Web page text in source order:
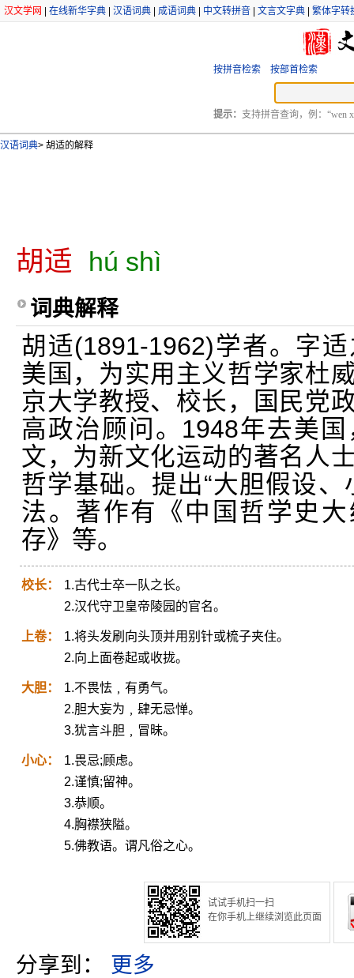
汉文学网 在线新华字典 汉语词典 成语词典 中文转拼音 文言文字典 繁体字转
按拼音检索 按部首检索
提示： 支持拼音查询，例：“wen
汉语词典> 胡适的解释
胡适 hú shì
词典解释
胡适(1891-1962)学者。字
美国，为实用主义哲学家杜
京大学教授、校长，国民党
高政治顾问。1948年去美
文，为新文化运动的著名人
哲学基础。提出“大胆假设
法。著作有《中国哲学史
存》等。
校长：
1.古代士卒一队之长。
2.汉代守卫皇帝陵园的官名。
上卷：
1.将头发刷向头顶并用别针或梳子夹住。
2.向上面卷起或收拢。
大胆：
1.不畏怯﹐有勇气。
2.胆大妄为﹐肆无忌惮。
3.犹言斗胆﹐冒昧。
小心：
1.畏忌;顾虑。
2.谨慎;留神。
3.恭顺。
4.胸襟狭隘。
5.佛教语。谓凡俗之心。
试试手机扫一扫
在你手机上继续浏览此页面
分享到： 更多